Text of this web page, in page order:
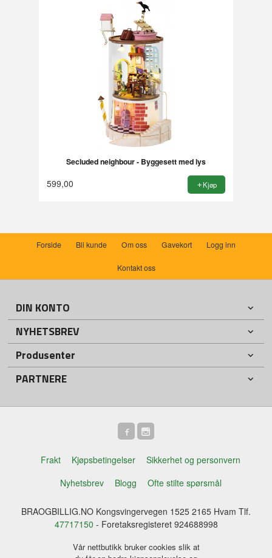
Secluded neighbour - Byggesett med lys
599,00 Kjøp
Forside Bli kunde Om oss Gavekort Logg inn
Kontakt oss
DIN KONTO
NYHETSBREV
Produsenter
PARTNERE
Frakt Kjøpsbetingelser
Sikkerhet og personvern
Nyhetsbrev
Blogg Ofte stilte spørsmål
BRAOGBILLIG.NO Kongsvingervegen 1525 2165 Hvam Tlf.
47717150 - Foretaksregisteret 924688998
Vår nettbutikk bruker cookies slik at